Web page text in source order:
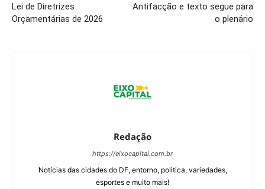
Lei de Diretrizes
Orçamentárias de 2026
Antifacção e texto segue para
o plenário
Redação
https://eixocapital.com.br
Notícias das cidades do DF, entorno, politica, variedades,
esportes e muito mais!